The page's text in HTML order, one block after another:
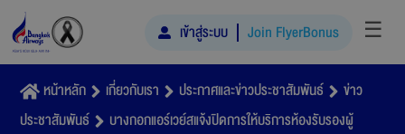
เข้าสู่ระบบ Join FlyerBonus ☰
หน้าหลัก เกี่ยวกับเรา ประกาศและข่าวประชาสัมพันธ์
ข่าว
ประชาสัมพันธ์
บางกอกแอร์เวย์สแจ้งปิดการให้บริการห้องรับรองผู้